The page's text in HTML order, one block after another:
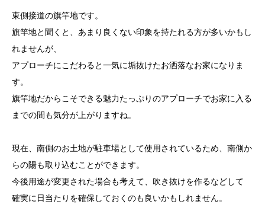
東側接道の旗竿地です。
旗竿地と聞くと、あまり良くない印象を持たれる方が多いかもし
れませんが、
アプローチにこだわると一気に垢抜けたお洒落なお家になりま
す。
旗竿地だからこそできる魅力たっぷりのアプローチでお家に入る
までの間も気分が上がりますね。
現在、南側のお土地が駐車場として使用されているため、南側か
らの陽も取り込むことができます。
今後用途が変更された場合も考えて、吹き抜けを作るなどして
確実に日当たりを確保しておくのも良いかもしれません。